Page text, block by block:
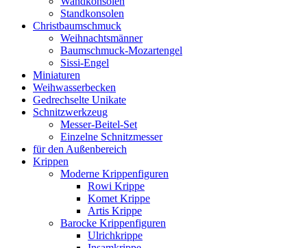
Standkonsolen
Christbaumschmuck
Weihnachtsmänner
Baumschmuck-Mozartengel
Sissi-Engel
Miniaturen
Weihwasserbecken
Gedrechselte Unikate
Schnitzwerkzeug
Messer-Beitel-Set
Einzelne Schnitzmesser
für den Außenbereich
Krippen
Moderne Krippenfiguren
Rowi Krippe
Komet Krippe
Artis Krippe
Barocke Krippenfiguren
Ulrichkrippe